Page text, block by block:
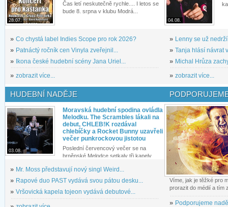
28.07.
Čas letí neskutečně rychle.... I letos se
bude 8. srpna v klubu Modrá...
» Co chystá label Indies Scope pro rok 2026?
» Patnáctý ročník cen Vinyla zveřejnil...
» Ikona české hudební scény Jana Uriel...
» zobrazit více...
04.08.
» Lenny se už
» Tanja hlásí návrat
» Michal Hrůza
» zobrazit více...
HUDEBNÍ NADĚJE
03.08.
Moravská hudební spodina ovládla
Melodku. The Scrambles lákali na
debut, CHLEB!K rozdával
chlebíčky a Rocket Bunny uzavřeli
večer punkrockovou jistotou
Poslední červencový večer se na
brněnské Melodce setkaly tři kapely...
» Mr. Moss představují nový singl Weird...
» Rapové duo PAST vydává svou pátou desku...
» Vršovická kapela tojeon vydává debutové...
Víme, jak je těžké pro
prorazit do médií a tím
» Podporujeme